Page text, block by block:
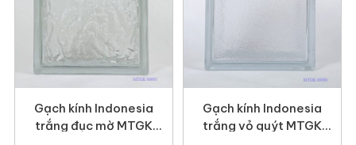
Gạch kính Indonesia
trắng đục mờ MTGK
Gạch kính Indonesia
trắng vỏ quýt MTGK